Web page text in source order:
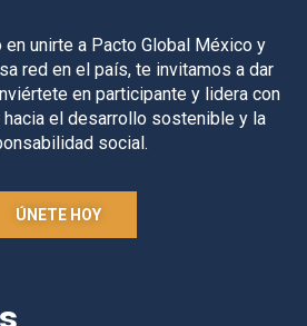
unirte a Pacto Global México y
red en el país, te invitamos a dar
en participante y lidera con
el desarrollo sostenible y la
social.
ÚNETE HOY